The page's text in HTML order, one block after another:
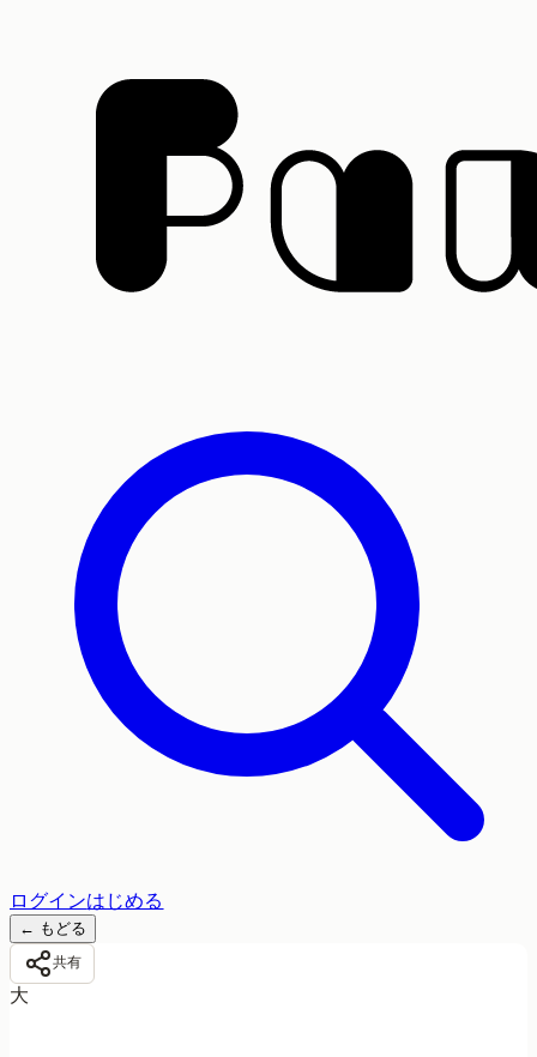
ログインはじめる
← もどる
共有
大